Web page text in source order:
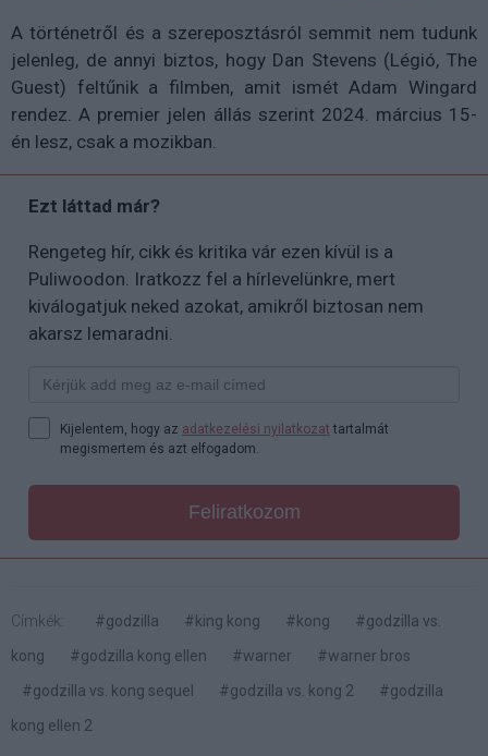
A történetről és a szereposztásról semmit nem tudunk
jelenleg, de annyi biztos, hogy Dan Stevens (Légió, The
Guest) feltűnik a filmben, amit ismétAdam Wingard
rendez. A premier jelen állás szerint 2024. március 15-
én lesz, csak a mozikban.
Ezt láttad már?
Rengeteg hír, cikk és kritika vár ezen kívül is a
Puliwoodon. Iratkozz fel a hírlevelünkre, mert
kiválogatjuk neked azokat, amikről biztosan nem
akarsz lemaradni.
Kijelentem, hogy az adatkezelési nyilatkozat tartalmát
megismertem és azt elfogadom.
Feliratkozom
Címkék: #godzilla #king kong #kong
#godzilla vs.
kong
#godzilla kong ellen #warner
#warner bros
#godzilla vs. kong sequel
#godzilla vs. kong 2
#godzilla
kong ellen 2